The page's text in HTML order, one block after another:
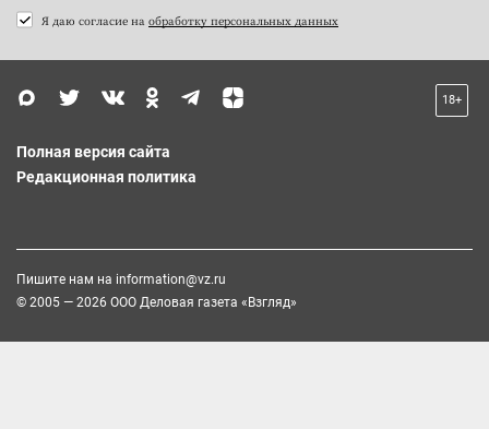
Я даю согласие на обработку персональных данных
18+
Полная версия сайта
Редакционная политика
Пишите нам на information@vz.ru
© 2005 — 2026 ООО Деловая газета «Взгляд»